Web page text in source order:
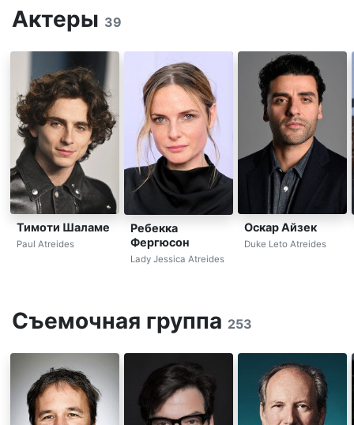
Актеры 39
Тимоти Шаламе
Paul Atreides
Ребекка
Фергюсон
Lady Jessica Atreides
Оскар Айзек
Duke Leto Atreides
Съемочная группа 253